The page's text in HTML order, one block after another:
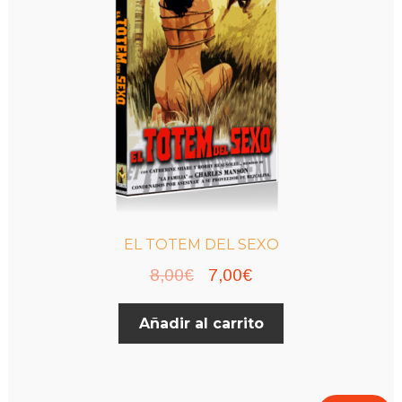
EL TOTEM DEL SEXO
8,00€
El
precio
original
7,00€El
precio
actual
Añadir al carrito